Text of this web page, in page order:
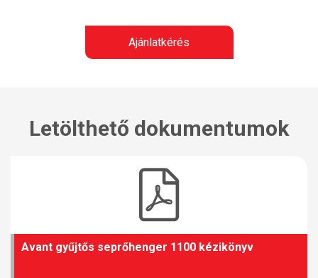
Ajánlatkérés
Letölthető dokumentumok
Avant gyűjtős seprőhenger 1100 kézikönyv